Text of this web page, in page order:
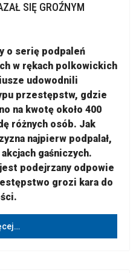
SIĘ GROŹNYM
o serię podpaleń
w rękach polkowickich
udowodnili
przestępstw, gdzie
na kwotę około 400
różnych osób. Jak
najpierw podpalał,
gaśniczych.
podejrzany odpowie
grozi kara do